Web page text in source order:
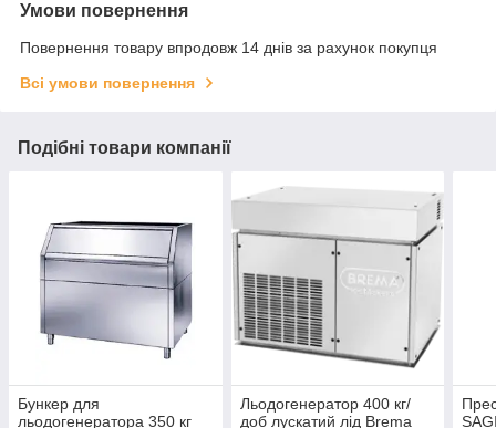
Умови повернення
Повернення товару впродовж 14 днів за рахунок покупця
Всі умови повернення
Подібні товари компанії
Бункер для
льодогенератора 350 кг
Льодогенератор 400 кг/
доб лускатий лід Brema